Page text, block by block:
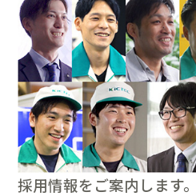
採用情報をご案内します。